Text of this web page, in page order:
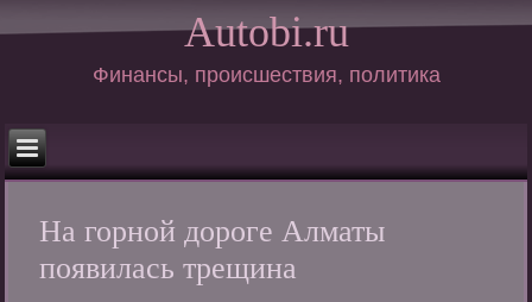
Autobi.ru
Финансы, происшествия, политика
На горной дороге Алматы
появилась трещина